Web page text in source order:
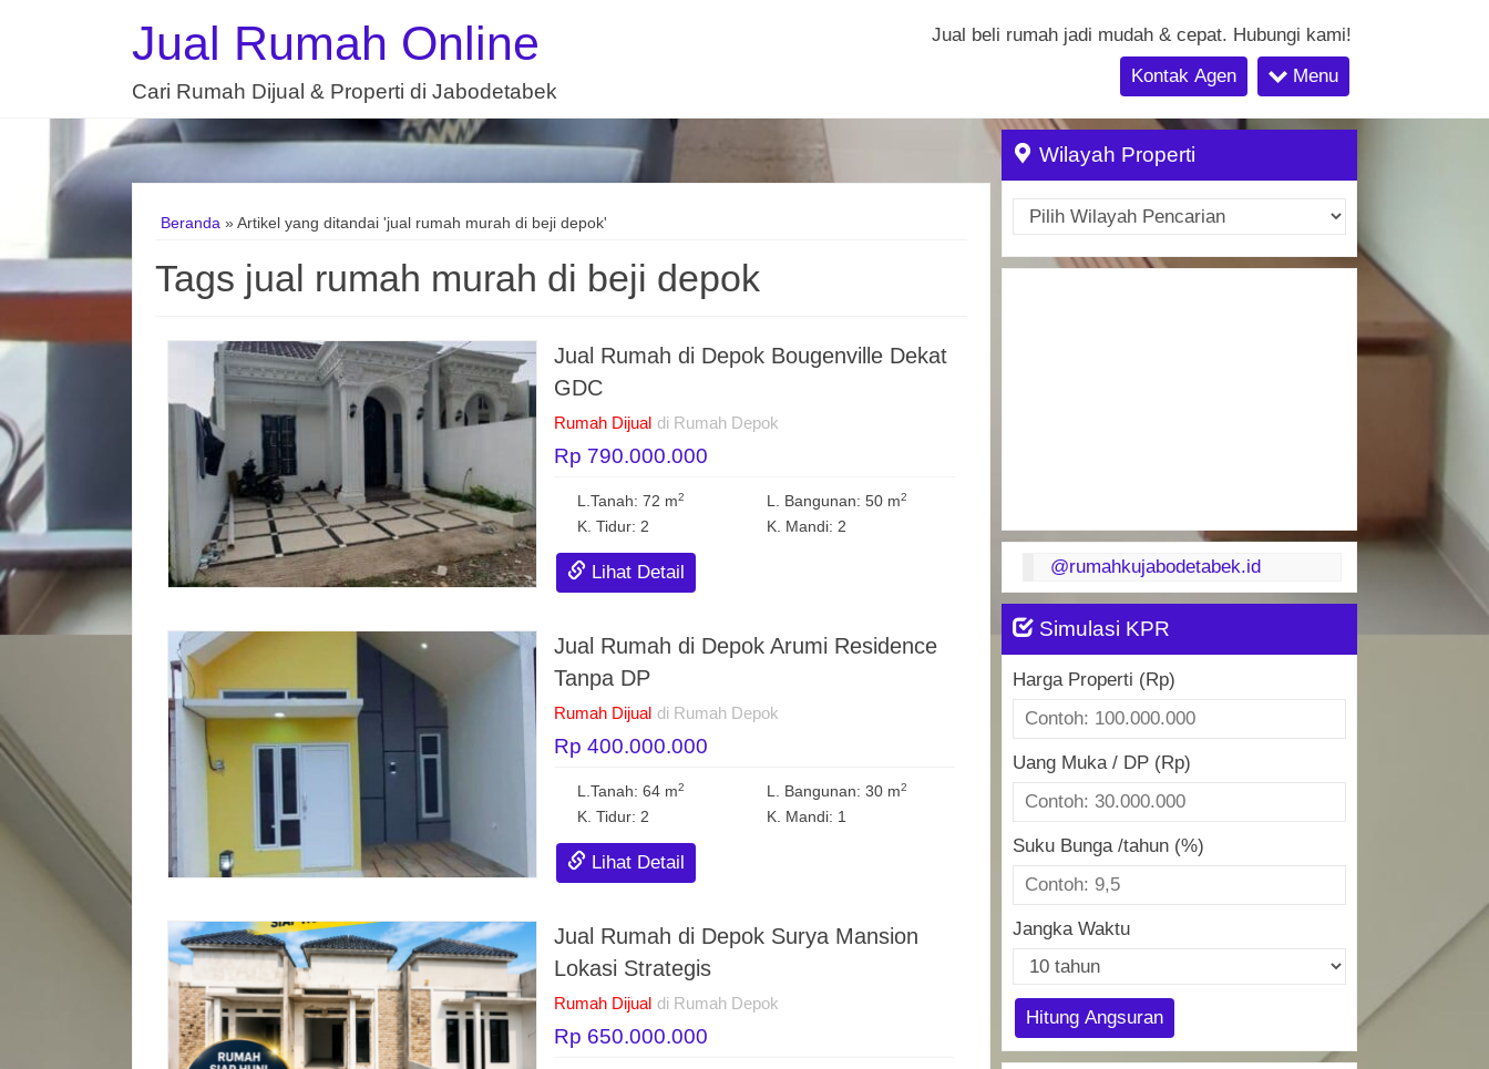
Jual Rumah Online
Cari Rumah Dijual & Properti di Jabodetabek
Jual beli rumah jadi mudah & cepat. Hubungi kami!
Kontak Agen
Menu
Beranda »Artikel yang ditandai 'jual rumah murah di beji depok'
Tags jual rumah murah di beji depok
Jual Rumah di Depok Bougenville Dekat
GDC
Rumah Dijual di Rumah Depok
Rp 790.000.000
L.Tanah: 72 m2 L. Bangunan: 50 m2
K. Tidur: 2 K. Mandi: 2
Lihat Detail
Jual Rumah di Depok Arumi Residence
Tanpa DP
Rumah Dijual di Rumah Depok
Rp 400.000.000
L.Tanah: 64 m2 L. Bangunan: 30 m2
K. Tidur: 2 K. Mandi: 1
Lihat Detail
Jual Rumah di Depok Surya Mansion
Lokasi Strategis
Rumah Dijual di Rumah Depok
Rp 650.000.000
Wilayah Properti
@rumahkujabodetabek.id
Simulasi KPR
Harga Properti (Rp)
Uang Muka / DP (Rp)
Suku Bunga /tahun (%)
Jangka Waktu
Hitung Angsuran